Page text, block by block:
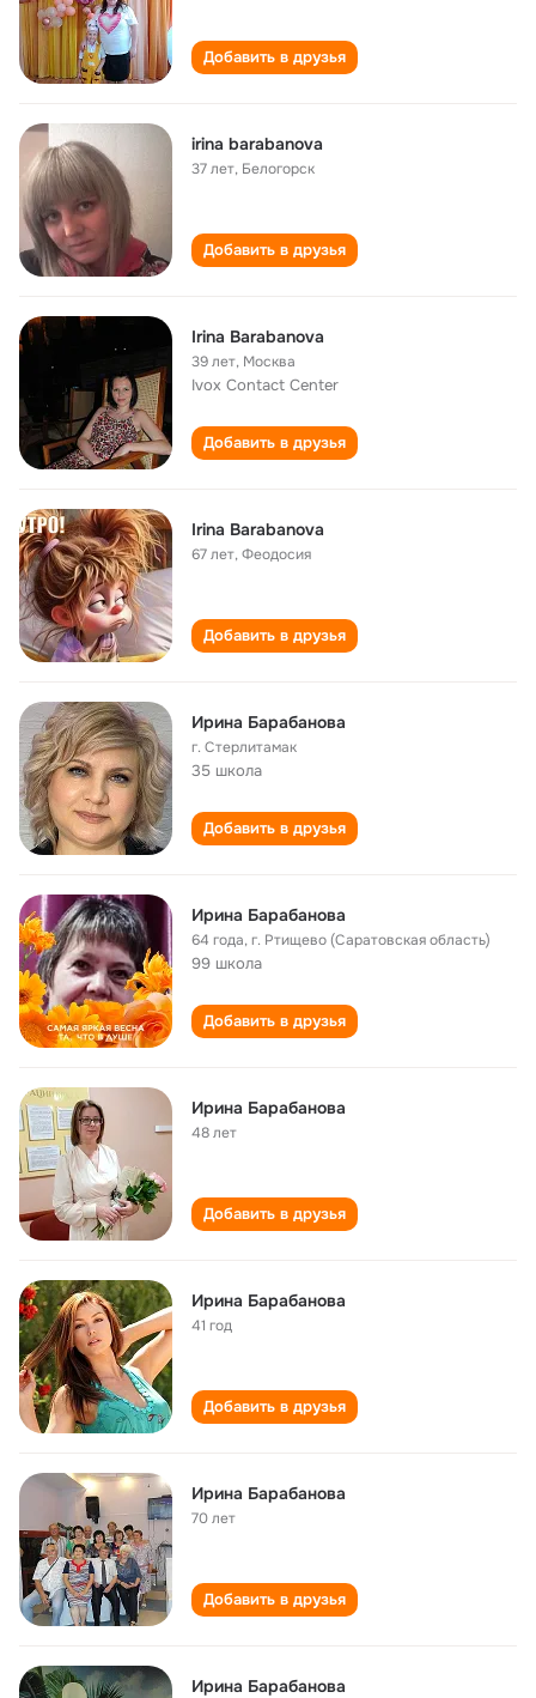
Добавить в друзья
irina barabanova
37 лет, Белогорск
Добавить в друзья
Irina Barabanova
39 лет, Москва
Ivox Contact Center
Добавить в друзья
Irina Barabanova
67 лет,Феодосия
Добавить в друзья
Ирина Барабанова
г. Стерлитамак
35 школа
Добавить в друзья
Ирина Барабанова
64 года,г. Ртищево (Саратовская область)
99 школа
Добавить в друзья
Ирина Барабанова
48 лет
Добавить в друзья
Ирина Барабанова
41 год
Добавить в друзья
Ирина Барабанова
70 лет
Добавить в друзья
Ирина Барабанова